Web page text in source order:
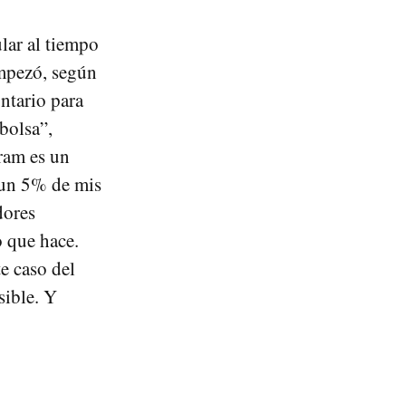
al tiempo
según
para
es un
5% de mis
hace.
caso del
Y